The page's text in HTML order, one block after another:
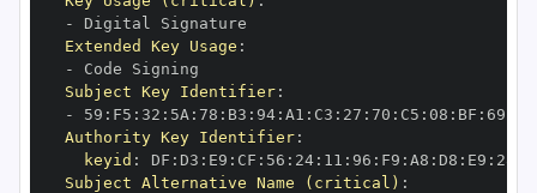
-
Extended Key Usage :
-
Subject Key Identifier:
-
59 : F5 : 32 : 5A : 78 : B3 : 94: A1 : C3 : 27 : 70 : C5 : 08 : BF : 69
Authority Key Identifier:
keyid : DF : D3 : E9 : CF : 56 : 24: 11 : 96 : F9 : A8 : D8 : E9 : 28
Subject Alternative Name (critical) :